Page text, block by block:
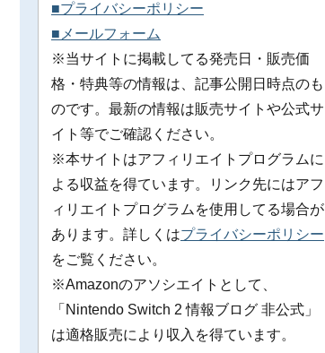
■プライバシーポリシー
■メールフォーム
※当サイトに掲載してる発売日・販売価
格・特典等の情報は、記事公開日時点のも
のです。最新の情報は販売サイトや公式サ
イト等でご確認ください。
※本サイトはアフィリエイトプログラムに
よる収益を得ています。リンク先にはアフ
ィリエイトプログラムを使用してる場合が
あります。詳しくはプライバシーポリシー
をご覧ください。
※Amazonのアソシエイトとして、
「Nintendo Switch 2 情報ブログ 非公式」
は適格販売により収入を得ています。